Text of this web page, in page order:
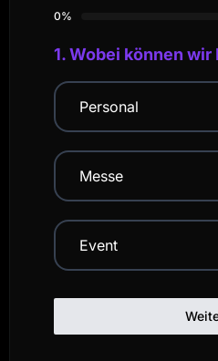
0%
1. Wobei können
Personal
Messe
Event